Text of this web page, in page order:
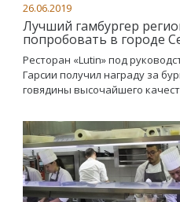
26.06.2019
Лучший гамбургер
попробовать в городе
Ресторан «Lutin» под
Гарсии получил награду за
говядины высочайшего